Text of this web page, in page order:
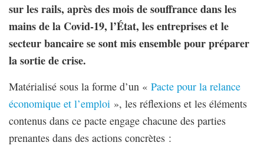
sur les rails, après des mois de souffrance dans les
mains de la Covid-19, l’État, les entreprises et le
secteur bancaire se sont mis ensemble pour préparer
la sortie de crise.
Matérialisé sous la forme d’un « Pacte pour la relance
économique et l’emploi », les réflexions et les éléments
contenus dans ce pacte engage chacune des parties
prenantes dans des actions concrètes :